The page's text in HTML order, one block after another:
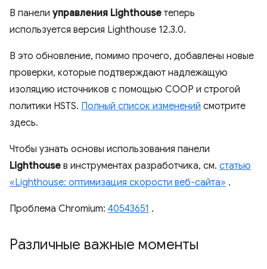
В панели управления Lighthouse теперь
используется версия Lighthouse 12.3.0.
В это обновление, помимо прочего, добавлены новые
проверки, которые подтверждают надлежащую
изоляцию источников с помощью COOP и строгой
политики HSTS. Полный список изменений смотрите
здесь.
Чтобы узнать основы использования панели
Lighthouse в инструментах разработчика, см. статью
«Lighthouse: оптимизация скорости веб-сайта» .
Проблема Chromium: 40543651 .
Различные важные моменты